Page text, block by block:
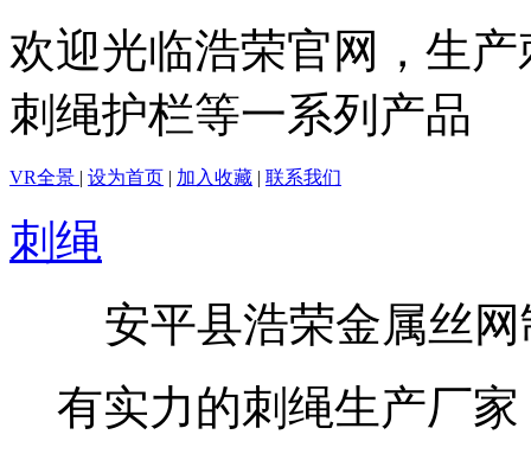
欢迎光临浩荣官网，生
刺绳护栏等一系列产品
VR全景 | 设为首页 | 加入收藏 | 联系我们
刺绳
安平县浩荣金属丝
有实力的刺绳生产厂家